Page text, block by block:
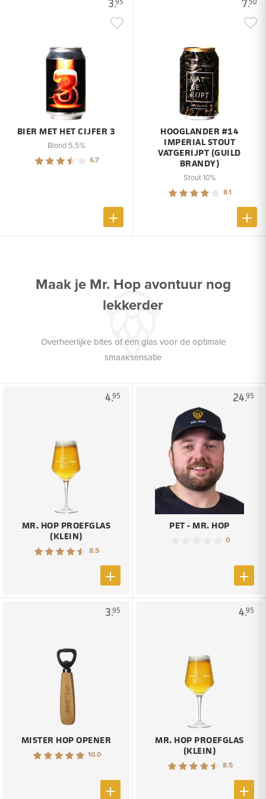
3.
BIER MET HET CIJFER 3
Blond 5,5%
6.7
7.
HOOGLANDER #14
IMPERIAL STOUT
VATGERIJPT (GUILD
BRANDY)
Stout 10%
8.1
Maak je Mr. Hop avontuur nog
lekkerder
Overheerlijke bites of een glas voor de optimale
smaaksensatie
4.95
MR. HOP PROEFGLAS
(KLEIN)
8.5
24.95
PET - MR. HOP
0
3.95
MISTER HOP OPENER
10.0
4.95
MR. HOP PROEFGLAS
(KLEIN)
8.5